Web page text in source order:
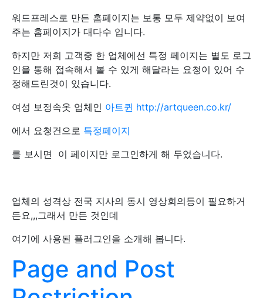
워드프레스로 만든 홈페이지는 보통 모두 제약없이 보여
주는 홈페이지가 대다수 입니다.
하지만 저희 고객중 한 업체에선 특정 페이지는 별도 로그
인을 통해 접속해서 볼 수 있게 해달라는 요청이 있어 수
정해드린것이 있습니다.
여성 보정속옷 업체인 아트퀸 http://artqueen.co.kr/
에서 요청건으로 특정페이지
를 보시면 이 페이지만 로그인하게 해 두었습니다.
업체의 성격상 전국 지사의 동시 영상회의등이 필요하거
든요,,,그래서 만든 것인데
여기에 사용된 플러그인을 소개해 봅니다.
Page and Post